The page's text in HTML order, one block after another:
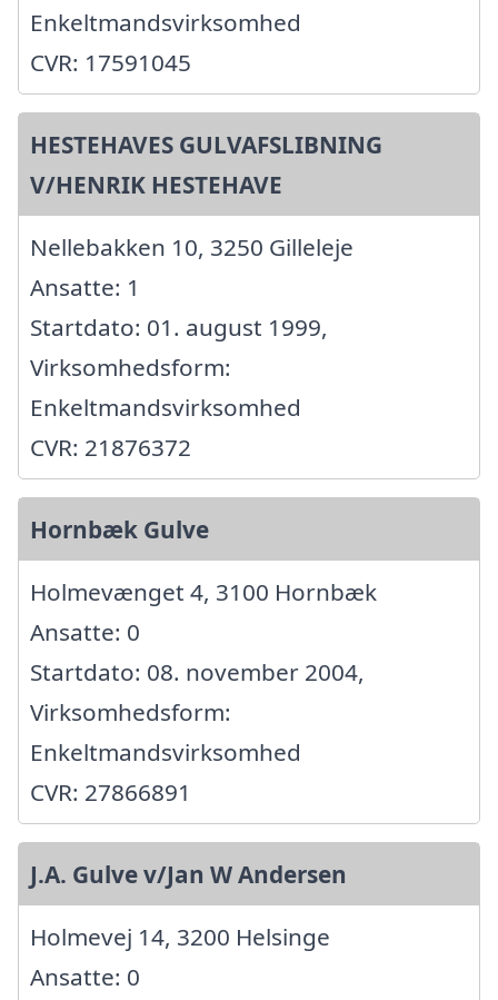
Enkeltmandsvirksomhed
CVR: 17591045
HESTEHAVES GULVAFSLIBNING
V/HENRIK HESTEHAVE
Nellebakken 10, 3250 Gilleleje
Ansatte: 1
Startdato: 01. august 1999,
Virksomhedsform:
Enkeltmandsvirksomhed
CVR: 21876372
Hornbæk Gulve
Holmevænget 4, 3100 Hornbæk
Ansatte: 0
Startdato: 08. november 2004,
Virksomhedsform:
Enkeltmandsvirksomhed
CVR: 27866891
J.A. Gulve v/Jan W Andersen
Holmevej 14, 3200 Helsinge
Ansatte: 0